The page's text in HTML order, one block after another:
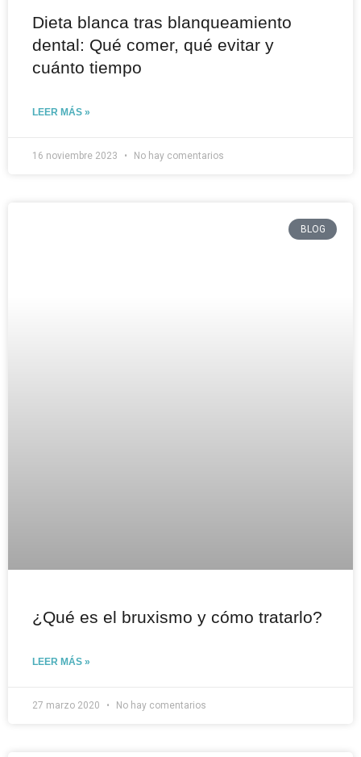
Dieta blanca tras blanqueamiento
dental: Qué comer, qué evitar y
cuánto tiempo
LEER MÁS »
16 noviembre 2023 No hay comentarios
BLOG
¿Qué es el bruxismo y cómo tratarlo?
LEER MÁS »
27 marzo 2020 No hay comentarios